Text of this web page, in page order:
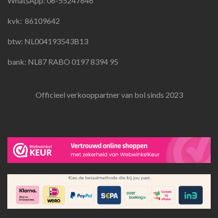
k
a
kvk: 86109642
btw: NL004193543B13
bank: NL87 RABO 0197 8394 95
Officieel verkooppartner van bol sinds 2023